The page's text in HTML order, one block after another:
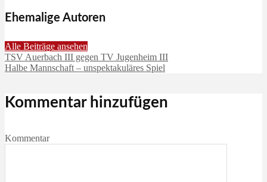
Ehemalige Autoren
Alle Beiträge ansehen
TSV Auerbach III gegen TV Jugenheim III
Halbe Mannschaft – unspektakuläres Spiel
Kommentar hinzufügen
Kommentar